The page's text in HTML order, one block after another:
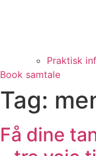
Praktisk
Book samtale
Tag:
Få dine